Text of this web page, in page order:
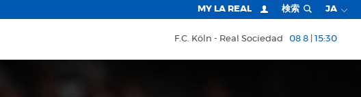
MY LA REAL 検索 JA
F.C. Köln Real Sociedad 08 8 | 15:30